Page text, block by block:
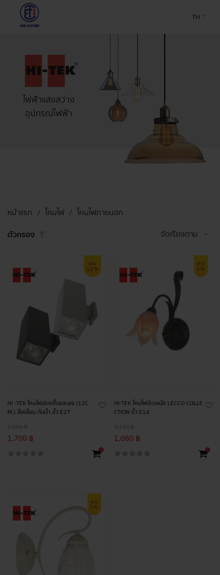
TH
หน้าแรก โคมไฟ
โคมไฟภายนอก
ตัวกรอง
จัดเรียงตาม
ลด
12%
HI -TEK โคมไฟส่องขึ้นและลง (12C
M.) สี่เหลี่ยม กันน้ำ ขั้ว E27
1,700 ฿
+
ลด
6%
HI-TEK โคมไฟติดผนัง LECCO COLLE
CTION ขั้ว E14
1,060 ฿
+
ลด
5%